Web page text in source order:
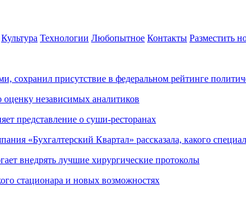
Культура Технологии Любопытное Контакты Разместить
сохранил присутствие в федеральном рейтинге
независимых аналитиков
представление о суши-ресторанах
«Бухгалтерский Квартал» рассказала, какого
внедрять лучшие хирургические протоколы
стационара и новых возможностях